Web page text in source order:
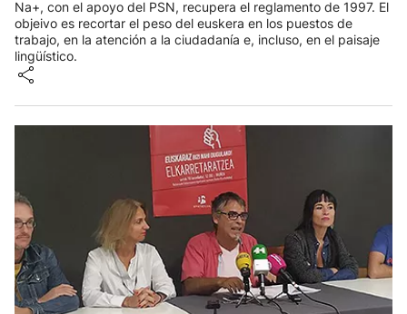
Na+, con el apoyo del PSN, recupera el reglamento de 1997. El
objeivo es recortar el peso del euskera en los puestos de
trabajo, en la atención a la ciudadanía e, incluso, en el paisaje
lingüístico.